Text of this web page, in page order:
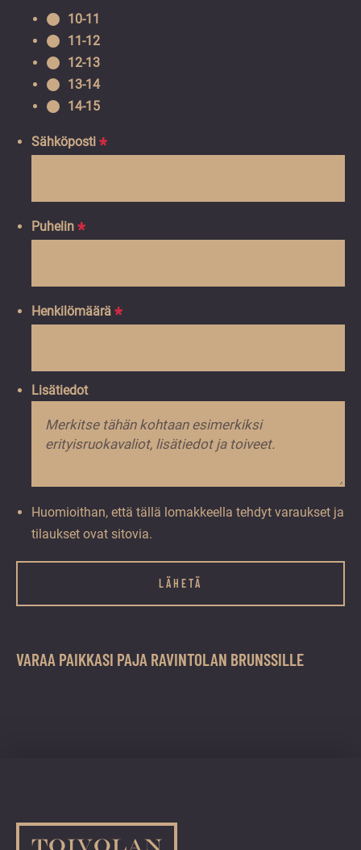
10-11
11-12
12-13
13-14
14-15
Sähköposti *
Puhelin *
Henkilömäärä *
Lisätiedot
Huomioithan, että tällä lomakkeella tehdyt varaukset ja
tilaukset ovat sitovia.
on
VARAA PAIKKASI PAJA RAVINTOLAN BRUNSSILLE